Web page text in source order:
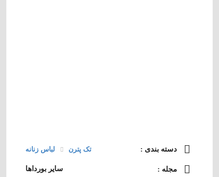
دسته‌ بندی : تک پترن لباس زنانه
مجله : سایر بورداها